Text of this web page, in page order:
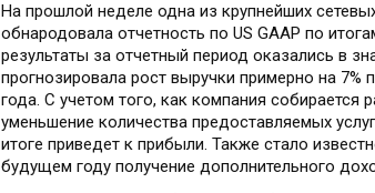
На прошлой неделе одна из крупнейших
обнародовала отчетность по US GAAP по
результаты за отчетный период оказались в
прогнозировала рост выручки примерно на
года. С учетом того, как компания собирается
уменьшение количества предоставляемых
итоге приведет к прибыли. Также стало
будущем году получение дополнительного